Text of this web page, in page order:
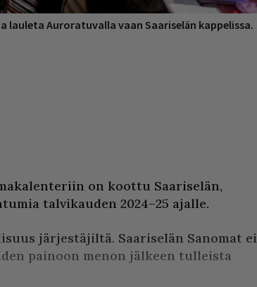
lauleta Auroratuvalla vaan Saariselän kappelissa.
on koottu Saariselän,
talvikauden 2024–25 ajalle.
järjestäjiltä. Saariselän Sanomat ei
painoon menon jälkeen tulleista